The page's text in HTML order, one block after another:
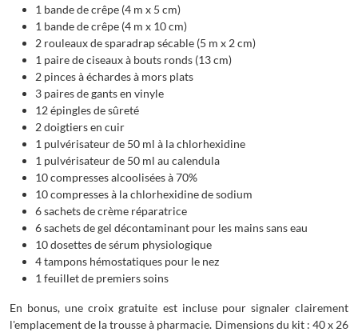
1 bande de crêpe (4 m x 5 cm)
1 bande de crêpe (4 m x 10 cm)
2 rouleaux de sparadrap sécable (5 m x 2 cm)
1 paire de ciseaux à bouts ronds (13 cm)
2 pinces à échardes à mors plats
3 paires de gants en vinyle
12 épingles de sûreté
2 doigtiers en cuir
1 pulvérisateur de 50 ml à la chlorhexidine
1 pulvérisateur de 50 ml au calendula
10 compresses alcoolisées à 70%
10 compresses à la chlorhexidine de sodium
6 sachets de crème réparatrice
6 sachets de gel décontaminant pour les mains sans eau
10 dosettes de sérum physiologique
4 tampons hémostatiques pour le nez
1 feuillet de premiers soins
En bonus, une croix gratuite est incluse pour signaler clairement
l'emplacement de la trousse à pharmacie. Dimensions du kit : 40 x 26